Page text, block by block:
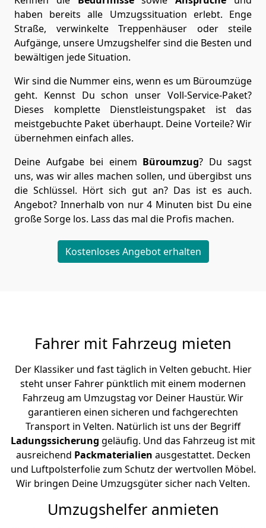
haben bereits alle Umzugssituation erlebt. Enge
Straße, verwinkelte Treppenhäuser oder steile
Aufgänge, unsere Umzugshelfer sind die Besten und
bewältigen jede Situation.
Wir sind die Nummer eins, wenn es um Büroumzüge
geht. Kennst Du schon unser Voll-Service-Paket?
Dieses komplette Dienstleistungspaket ist das
meistgebuchte Paket überhaupt. Deine Vorteile? Wir
übernehmen einfach alles.
Deine Aufgabe bei einem Büroumzug? Du sagst
uns, was wir alles machen sollen, und übergibst uns
die Schlüssel. Hört sich gut an? Das ist es auch.
Angebot? Innerhalb von nur 4 Minuten bist Du eine
große Sorge los. Lass das mal die Profis machen.
Kostenloses Angebot erhalten
Fahrer mit Fahrzeug mieten
Der Klassiker und fast täglich in Velten gebucht. Hier
steht unser Fahrer pünktlich mit einem modernen
Fahrzeug am Umzugstag vor Deiner Haustür. Wir
garantieren einen sicheren und fachgerechten
Transport in Velten. Natürlich ist uns der Begriff
Ladungssicherung geläufig. Und das Fahrzeug ist mit
ausreichend Packmaterialien ausgestattet. Decken
und Luftpolsterfolie zum Schutz der wertvollen Möbel.
Wir bringen Deine Umzugsgüter sicher nach Velten.
Umzugshelfer anmieten